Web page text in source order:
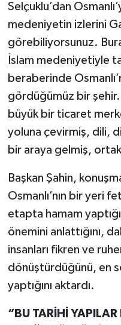
Selçuklu’dan
medeniyetin izlerini
görebiliyorsunuz.
İslam medeniyetiyle
beraberinde
gördüğümüz bir şehir.
büyük bir ticaret
yoluna çevirmiş, dili,
bir araya gelmiş,
Başkan Şahin,
Osmanlı’nın bir yeri
etapta hamam
önemini anlattığını,
insanları fikren ve
dönüştürdüğünü, en
yaptığını aktardı.
“BU TARİHİ YAPILAR